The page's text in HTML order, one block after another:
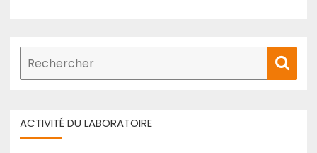
de
ACTIVITÉ DU LABORATOIRE